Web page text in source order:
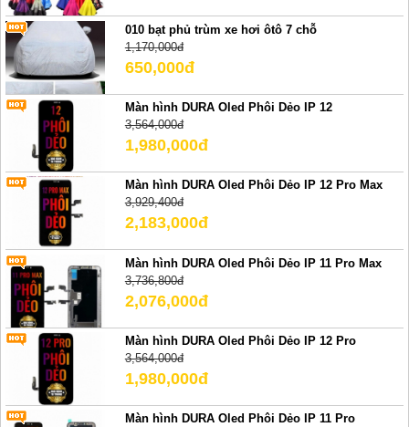
010 bạt phủ trùm xe hơi ôtô 7 chỗ
1,170,000đ
650,000đ
Màn hình DURA Oled Phôi Dẻo IP 12
3,564,000đ
1,980,000đ
Màn hình DURA Oled Phôi Dẻo IP 12 Pro Max
3,929,400đ
2,183,000đ
Màn hình DURA Oled Phôi Dẻo IP 11 Pro Max
3,736,800đ
2,076,000đ
Màn hình DURA Oled Phôi Dẻo IP 12 Pro
3,564,000đ
1,980,000đ
Màn hình DURA Oled Phôi Dẻo IP 11 Pro